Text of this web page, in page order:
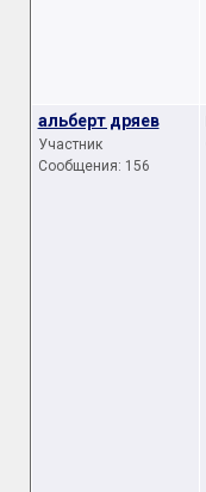
альберт дряев
Участник
Сообщения: 156